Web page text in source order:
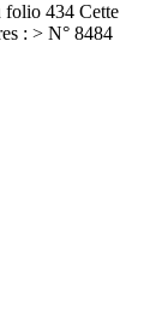
folio 434 Cette
: > N° 8484